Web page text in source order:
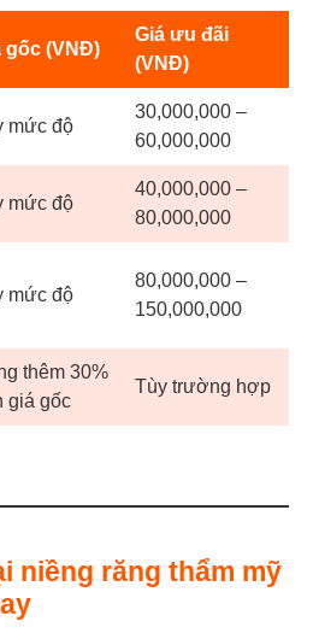
gốc (VNĐ)
Giá ưu đãi
(VNĐ)
mức độ
30,000,000 –
60,000,000
mức độ
40,000,000 –
80,000,000
mức độ
80,000,000 –
150,000,000
thêm 30%
giá gốc
Tùy trường hợp
niềng răng thẩm mỹ